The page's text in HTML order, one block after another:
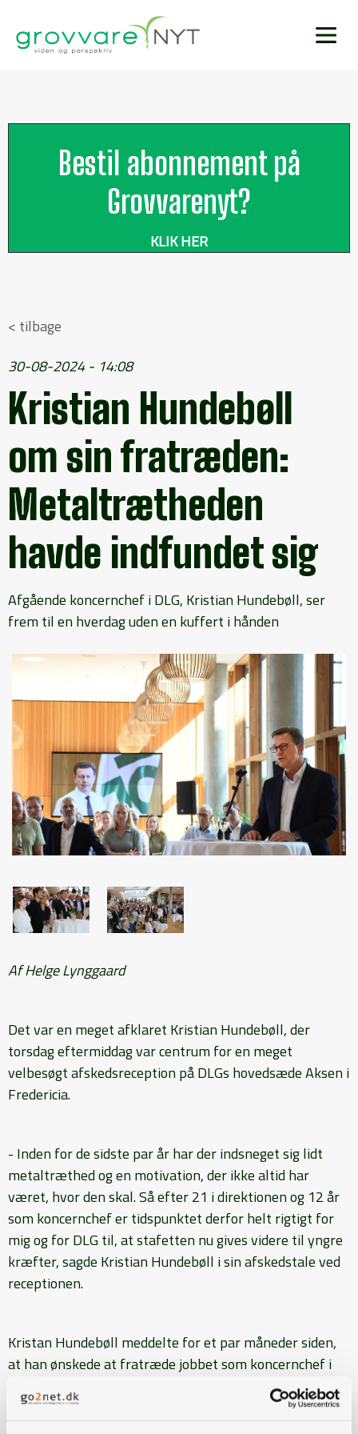
Bestil abonnement på
Grovvarenyt?
KLIK HER
< tilbage
30-08-2024 - 14:08
Kristian Hundebøll
om sin fratræden:
Metaltrætheden
havde indfundet sig
Afgående koncernchef i DLG, Kristian Hundebøll, ser
frem til en hverdag uden en kuffert i hånden
Af Helge Lynggaard
Det var en meget afklaret Kristian Hundebøll, der
torsdag eftermiddag var centrum for en meget
velbesøgt afskedsreception på DLGs hovedsæde Aksen i
Fredericia.
- Inden for de sidste par år har der indsneget sig lidt
metaltræthed og en motivation, der ikke altid har
været, hvor den skal. Så efter 21 i direktionen og 12 år
som koncernchef er tidspunktet derfor helt rigtigt for
mig og for DLG til, at stafetten nu gives videre til yngre
kræfter, sagde Kristian Hundebøll i sin afskedstale ved
receptionen.
Kristan Hundebøll meddelte for et par måneder siden,
at han ønskede at fratræde jobbet som koncernchef i
DLG pr. 30. august, og derfor var et par hundrede
eksterne gæster fra ind- og udland samt mange DLG-